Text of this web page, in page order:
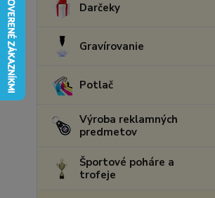
Darčeky
Gravírovanie
Potlač
Výroba reklamných
predmetov
Športové poháre a
trofeje